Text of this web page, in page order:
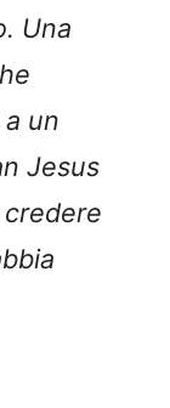
Una
un
Jesus